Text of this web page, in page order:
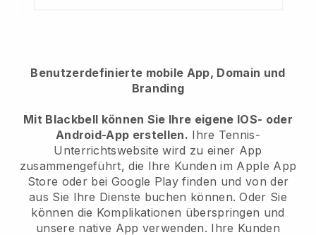
Benutzerdefinierte mobile App, Domain und
Branding
Mit Blackbell können Sie Ihre eigene IOS- oder
Android-App erstellen. Ihre Tennis-
Unterrichtswebsite wird zu einer App
zusammengeführt, die Ihre Kunden im Apple App
Store oder bei Google Play finden und von der
aus Sie Ihre Dienste buchen können. Oder Sie
können die Komplikationen überspringen und
unsere native App verwenden. Ihre Kunden